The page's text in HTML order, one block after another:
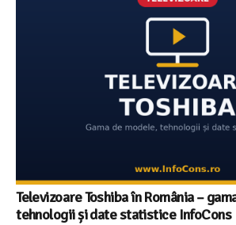
Televizoare Toshiba în România –
tehnologii și date statistice InfoCons